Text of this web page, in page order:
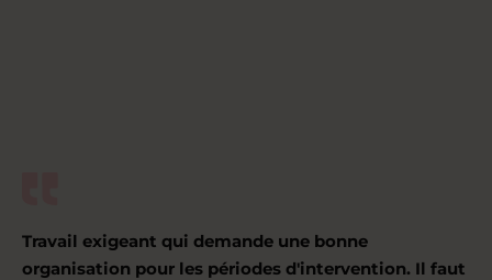
Travail exigeant qui demande une bonne
organisation pour les périodes d'intervention. Il faut